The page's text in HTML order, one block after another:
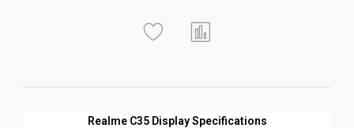
Realme C35 Display Specifications